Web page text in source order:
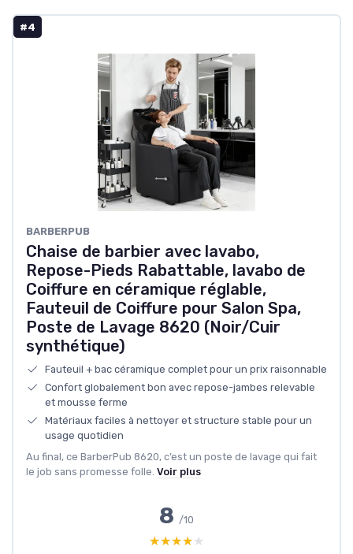
#4
BARBERPUB
Chaise de barbier avec lavabo,
Repose-Pieds Rabattable, lavabo de
Coiffure en céramique réglable,
Fauteuil de Coiffure pour Salon Spa,
Poste de Lavage 8620 (Noir/Cuir
synthétique)
Fauteuil + bac céramique complet pour un prix raisonnable
Confort globalement bon avec repose-jambes relevable
et mousse ferme
Matériaux faciles à nettoyer et structure stable pour un
usage quotidien
Au final, ce BarberPub 8620, c’est un poste de lavage qui fait
le job sans promesse folle. Voir plus
8 /10
★★★★★
★★★★★